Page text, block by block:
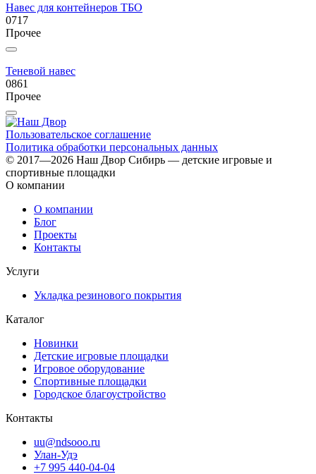
Навес для контейнеров ТБО
0717
Прочее
Теневой навес
0861
Прочее
Пользовательское соглашение
Политика обработки персональных данных
© 2017—2026 Наш Двор Сибирь — детские игровые и
спортивные площадки
О компании
О компании
Блог
Проекты
Контакты
Услуги
Укладка резинового покрытия
Каталог
Новинки
Детские игровые площадки
Игровое оборудование
Спортивные площадки
Городское благоустройство
Контакты
uu@ndsooo.ru
Улан-Удэ
+7 995 440-04-04